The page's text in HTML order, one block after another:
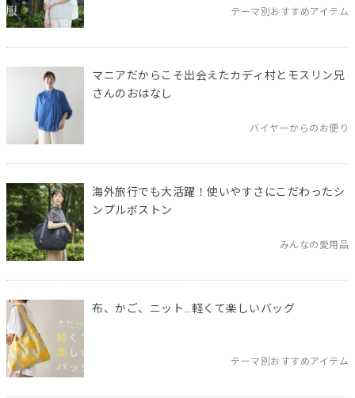
テーマ別おすすめアイテム
マニアだからこそ出会えたカディ村とモスリン兄
さんのおはなし
バイヤーからのお便り
海外旅行でも大活躍！使いやすさにこだわったシ
ンプルボストン
みんなの愛用品
布、かご、ニット…軽くて楽しいバッグ
テーマ別おすすめアイテム